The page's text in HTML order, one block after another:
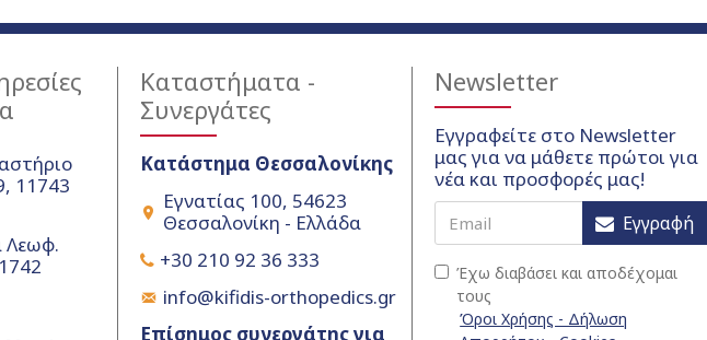
11743
Λεωφ.
Καταστήματα -
Συνεργάτες
Κατάστημα Θεσσαλονίκης
Εγνατίας 100, 54623
Θεσσαλονίκη - Ελλάδα
+30 210 92 36 333
info@kifidis-orthopedics.gr
Επίσημος συνεργάτης για
Newsletter
Εγγραφείτε στο Newsletter
μας για να μάθετε πρώτοι για
νέα και προσφορές μας!
Εγγραφή
Έχω διαβάσει και αποδέχομαι
τους
Όροι Χρήσης - Δήλωση